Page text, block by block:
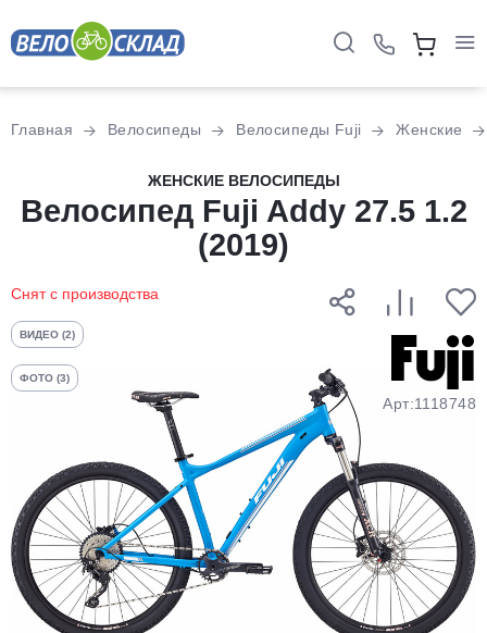
Главная Велосипеды Велосипеды Fuji Женские
ЖЕНСКИЕ ВЕЛОСИПЕДЫ
Велосипед Fuji Addy 27.5 1.2
(2019)
Снят с производства
ВИДЕО (2)
ФОТО (3)
Арт:1118748
Разбейте
оплатуна части
без переплат
График платежей
Добавляйте товары
в корзину
Оплачивайте сегодня только